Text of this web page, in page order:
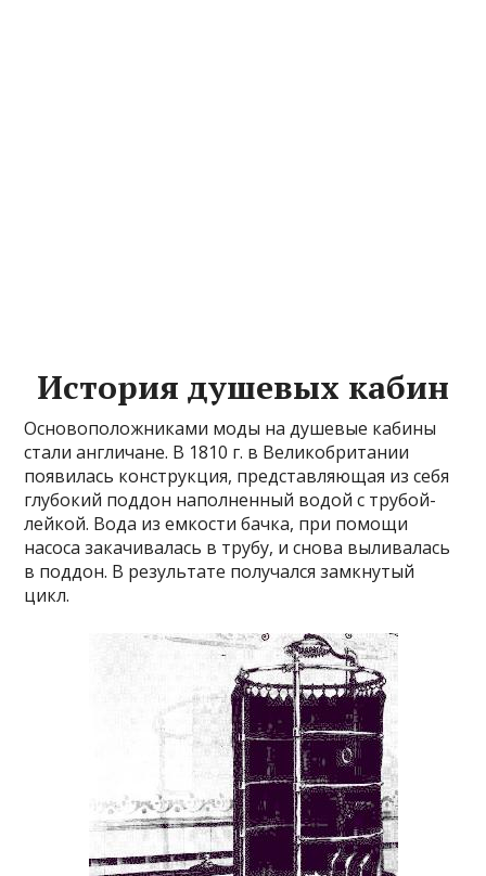
История душевых кабин
Основоположниками моды на душевые кабины
стали англичане. В 1810 г. в Великобритании
появилась конструкция, представляющая из себя
глубокий поддон наполненный водой с трубой-
лейкой. Вода из емкости бачка, при помощи
насоса закачивалась в трубу, и снова выливалась
в поддон. В результате получался замкнутый
цикл.